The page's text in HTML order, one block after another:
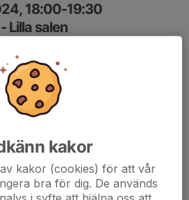
18:00-19:30
Lilla salen
kakor
kakor (cookies) för att vår
bra för dig. De används